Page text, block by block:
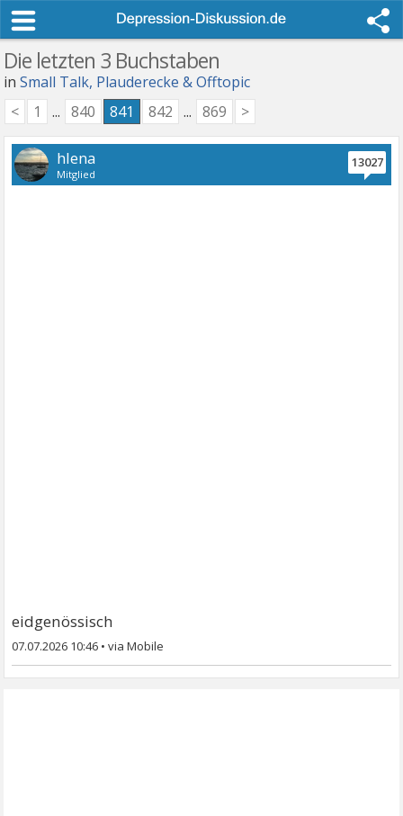
Die letzten 3 Buchstaben
inSmall Talk, Plauderecke & Offtopic
<
1 ... 840 841 842 ... 869 >
hlena
Mitglied
13027
eidgenössisch
07.07.2026 10:46 •